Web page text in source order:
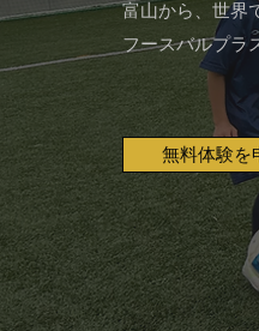
富山から、世界
フースバルプラ
無料体験